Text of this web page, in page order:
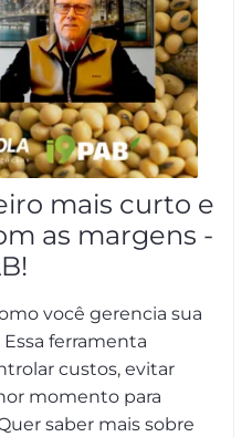
mais curto e
as margens -
você gerencia sua
ferramenta
custos, evitar
momento para
saber mais sobre